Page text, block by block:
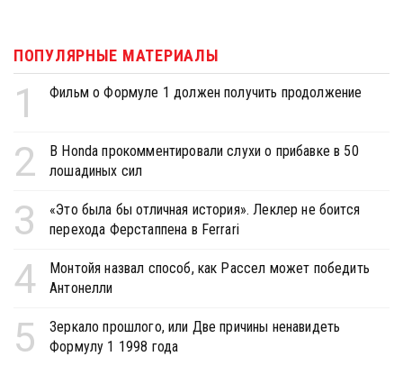
ПОПУЛЯРНЫЕ МАТЕРИАЛЫ
1 Фильм о Формуле 1 должен получить продолжение
2
В Honda прокомментировали слухи о прибавке в 50
лошадиных сил
3
«Это была бы отличная история». Леклер не боится
перехода Ферстаппена в Ferrari
4
Монтойя назвал способ, как Рассел может победить
Антонелли
5
Зеркало прошлого, или Две причины ненавидеть
Формулу 1 1998 года